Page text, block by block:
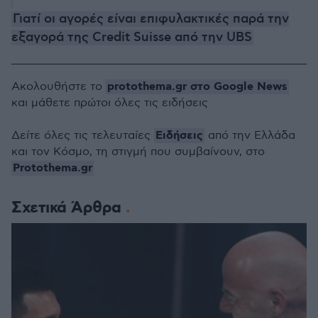
Γιατί οι αγορές είναι επιφυλακτικές παρά την
εξαγορά της Credit Suisse από την UBS
Σχετικά Άρθρα
Ακολουθήστε το protothema.gr στο Google News
και μάθετε πρώτοι όλες τις ειδήσεις
Δείτε όλες τις τελευταίες Ειδήσεις από την Ελλάδα
και τον Κόσμο, τη στιγμή που συμβαίνουν, στο
Protothema.gr